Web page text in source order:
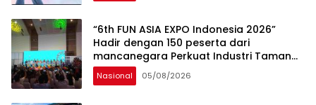
“6th FUN ASIA EXPO Indonesia 2026”
Hadir dengan 150 peserta dari
mancanegara Perkuat Industri Taman
Rekreasi dan Ekosistem Pariwisata di
Tanah Air
Nasional 05/08/2026